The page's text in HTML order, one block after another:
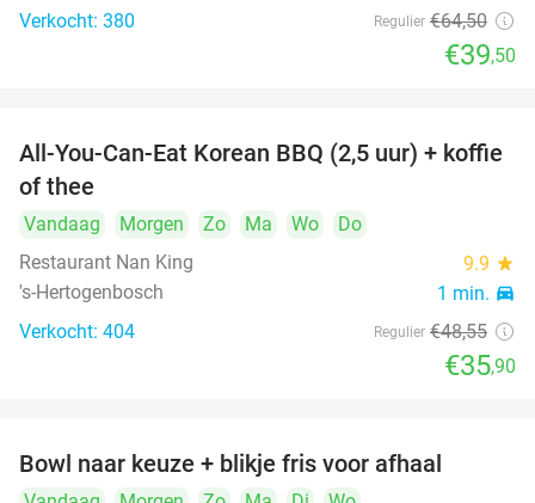
Verkocht: 380 Regulier €64,50
€39,50
26%
All-You-Can-Eat Korean BBQ (2,5 uur) + koffie
of thee
Vandaag Morgen Zo Ma Wo
Do
Restaurant Nan King
9.9 star
's-Hertogenbosch 1 min. directions_car
Verkocht: 404 Regulier €48,55
€35,90
Bowl naar keuze + blikje fris voor afhaal